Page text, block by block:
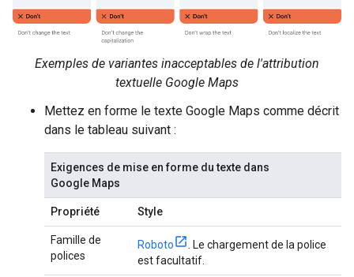
Exemples de variantes inacceptables de l'attribution
textuelle Google Maps
Mettez en forme le texte Google Maps comme décrit
dans le tableau suivant :
Exigences de mise en forme du texte dans
Google Maps
Propriété Style
Famille de
polices
Roboto
. Le chargement de la police
est facultatif.